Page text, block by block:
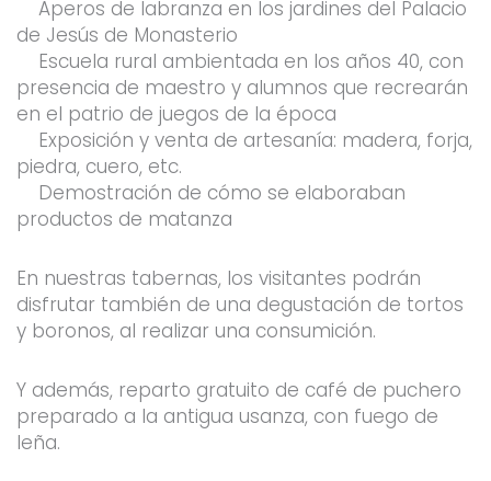
Aperos de labranza en los jardines del Palacio
de Jesús de Monasterio
Escuela rural ambientada en los años 40, con
presencia de maestro y alumnos que recrearán
en el patrio de juegos de la época
Exposición y venta de artesanía: madera, forja,
piedra, cuero, etc.
Demostración de cómo se elaboraban
productos de matanza
En nuestras tabernas, los visitantes podrán
disfrutar también de una degustación de tortos
y boronos, al realizar una consumición.
Y además, reparto gratuito de café de puchero
preparado a la antigua usanza, con fuego de
leña.